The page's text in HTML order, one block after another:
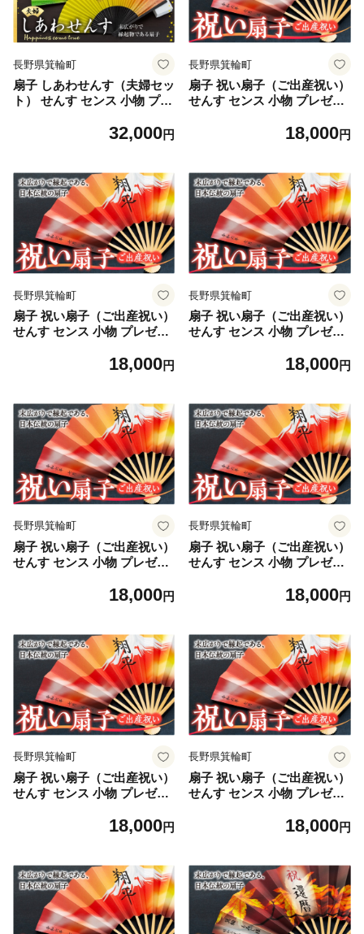
長野県箕輪町
扇子 しあわせんす（夫婦セッ
ト） せんす センス 小物 プレ
32,000円
長野県箕輪町
扇子 祝い扇子（ご出産祝い）
せんす センス 小物 プレゼン
18,000円
長野県箕輪町
扇子 祝い扇子（ご出産祝い）
せんす センス 小物 プレゼン
18,000円
長野県箕輪町
扇子 祝い扇子（ご出産祝い）
せんす センス 小物 プレゼン
18,000円
長野県箕輪町
扇子 祝い扇子（ご出産祝い）
せんす センス 小物 プレゼン
18,000円
長野県箕輪町
扇子 祝い扇子（ご出産祝い）
せんす センス 小物 プレゼン
18,000円
長野県箕輪町
扇子 祝い扇子（ご出産祝い）
せんす センス 小物 プレゼン
18,000円
長野県箕輪町
扇子 祝い扇子（ご出産祝い）
せんす センス 小物 プレゼン
18,000円